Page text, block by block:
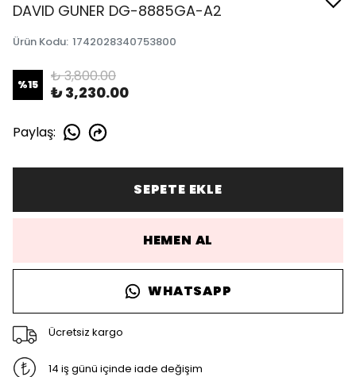
DAVID GUNER DG-8885GA-A2
Ürün Kodu: 1742028340753800
%15 ₺ 3,800.00
₺ 3,230.00
Paylaş:
SEPETE EKLE
HEMEN AL
WHATSAPP
Ücretsiz kargo
14 iş günü içinde iade değişim